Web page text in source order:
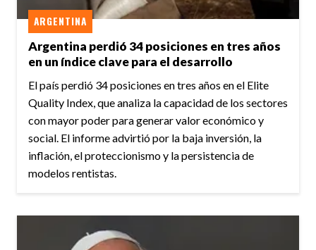
Argentina perdió 34 posiciones en tres años
en un índice clave para el desarrollo
ARGENTINA
El país perdió 34 posiciones en tres años en el Elite
Quality Index, que analiza la capacidad de los sectores
con mayor poder para generar valor económico y
social. El informe advirtió por la baja inversión, la
inflación, el proteccionismo y la persistencia de
modelos rentistas.